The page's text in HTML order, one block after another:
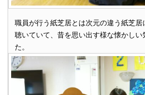
職員が行う紙芝居とは次元の違う紙芝居
聴いていて、昔を思い出す様な懐かしい
た。